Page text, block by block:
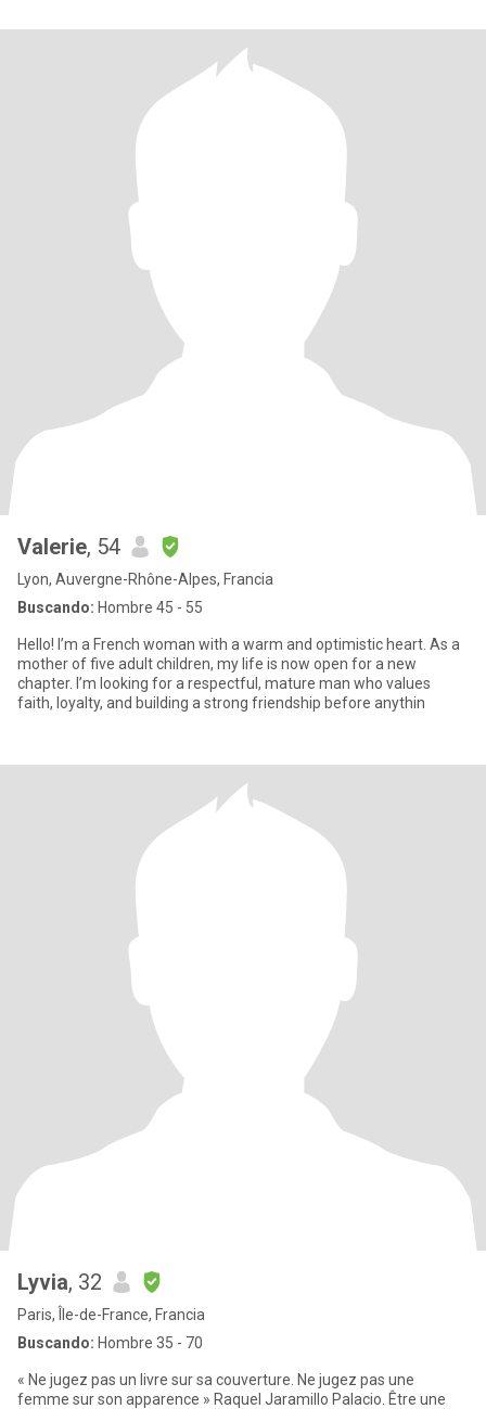
Valerie, 54
Lyon, Auvergne-Rhône-Alpes, Francia
Buscando: Hombre 45 - 55
Hello! I’m a French woman with a warm and optimistic heart. As a
mother of five adult children, my life is now open for a new
chapter. I’m looking for a respectful, mature man who values
faith, loyalty, and building a strong friendship before anythin
Lyvia, 32
Paris, Île-de-France, Francia
Buscando: Hombre 35 - 70
« Ne jugez pas un livre sur sa couverture. Ne jugez pas une
femme sur son apparence » Raquel Jaramillo Palacio. Être une